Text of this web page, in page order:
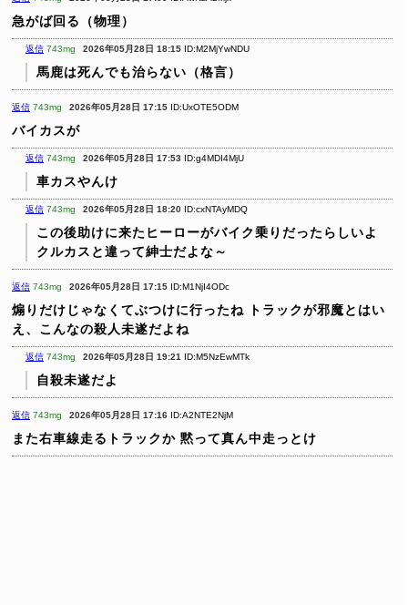
急がば回る（物理）
返信 743mg 2026年05月28日 18:15 ID:M2MjYwNDU
馬鹿は死んでも治らない（格言）
返信 743mg 2026年05月28日 17:15 ID:UxOTE5ODM
バイカスが
返信 743mg 2026年05月28日 17:53 ID:g4MDI4MjU
車カスやんけ
返信 743mg 2026年05月28日 18:20 ID:cxNTAyMDQ
この後助けに来たヒーローがバイク乗りだったらしいよ
クルカスと違って紳士だよな～
返信 743mg 2026年05月28日 17:15 ID:M1NjI4ODc
煽りだけじゃなくてぶつけに行ったね トラックが邪魔とはい
え、こんなの殺人未遂だよね
返信 743mg 2026年05月28日 19:21 ID:M5NzEwMTk
自殺未遂だよ
返信 743mg 2026年05月28日 17:16 ID:A2NTE2NjM
また右車線走るトラックか 黙って真ん中走っとけ